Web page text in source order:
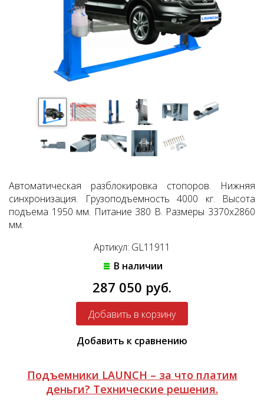
Автоматическая разблокировка стопоров. Нижняя
синхронизация. Грузоподъемность 4000 кг. Высота
подъема 1950 мм. Питание 380 В. Размеры 3370x2860
мм.
Артикул: GL11911
В наличии
287 050 руб.
Добавить к сравнению
Подъемники LAUNCH – за что платим
деньги? Технические решения.